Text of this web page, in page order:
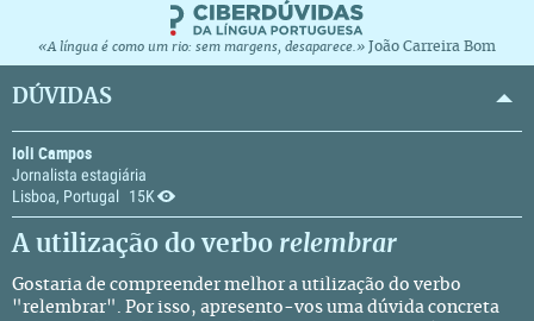
«A língua é como um rio: sem margens, desaparece.» João Carreira Bom
DÚVIDAS
Ioli Campos
Jornalista estagiária
Lisboa, Portugal
15K
A utilização do verbo relembrar
Gostaria de compreender melhor a utilização do verbo
"relembrar". Por isso, apresento-vos uma dúvida concreta